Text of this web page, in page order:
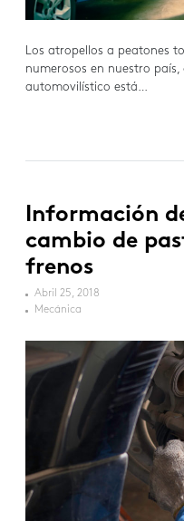
Los atropellos a peatones
numerosos en nuestro
automovilístico está…
Información
cambio de
frenos
Abril 25, 2018
Mecánica